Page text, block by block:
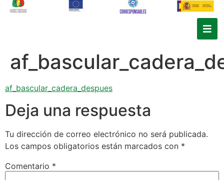
af_bascular_cadera_despues
Deja una respuesta
Tu dirección de correo electrónico no será publicada.
Los campos obligatorios están marcados con *
Comentario *